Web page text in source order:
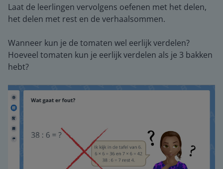
Laat de leerlingen vervolgens oefenen met het delen,
het delen met rest en de verhaalsommen.
Wanneer kun je de tomaten wel eerlijk verdelen?
Hoeveel tomaten kun je eerlijk verdelen als je 3 bakken
hebt?